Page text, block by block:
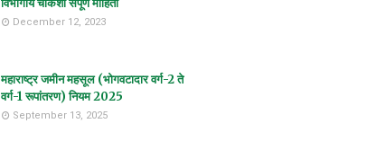
विभागीय चौकशी संपूर्ण माहिती
December 12, 2023
महाराष्ट्र जमीन महसूल (भोगवटादार वर्ग-2 ते
वर्ग-1 रूपांतरण) नियम 2025
September 13, 2025